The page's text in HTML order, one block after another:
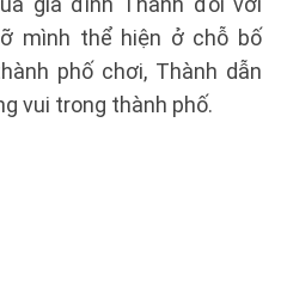
mình thể hiện ở chỗ bố
phố chơi, Thành dẫn
vui trong thành phố.